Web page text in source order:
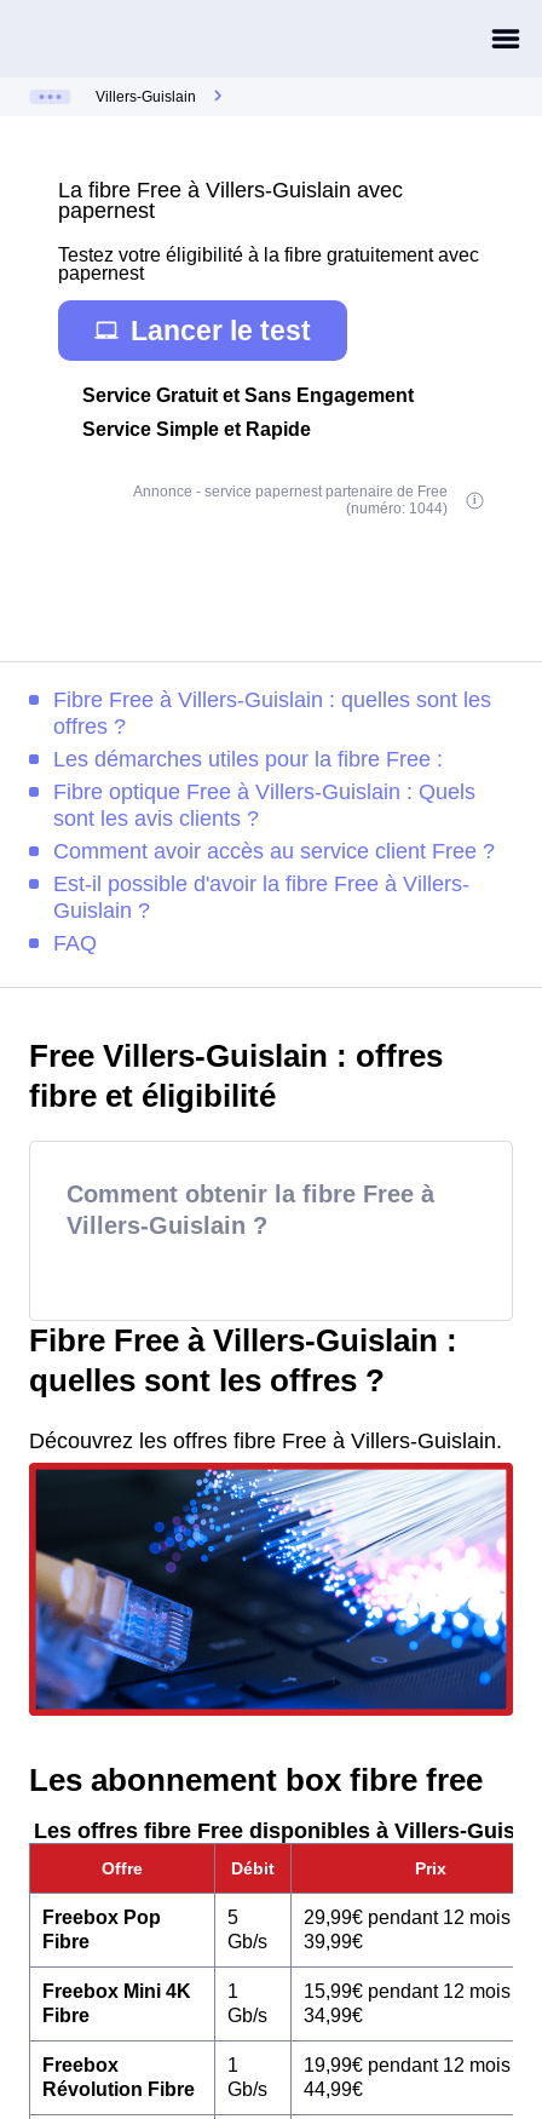
Villers-Guislain
La fibre Free à Villers-Guislain avec
papernest
Testez votre éligibilité à la fibre gratuitement avec
papernest
Lancer le test
Service Gratuit et Sans Engagement
Service Simple et Rapide
Annonce - service papernest partenaire de Free
(numéro: 1044)
Fibre Free à Villers-Guislain : quelles sont les
offres ?
Les démarches utiles pour la fibre Free :
Fibre optique Free à Villers-Guislain : Quels
sont les avis clients ?
Comment avoir accès au service client Free ?
Est-il possible d'avoir la fibre Free à Villers-
Guislain ?
FAQ
Free Villers-Guislain : offres
fibre et éligibilité
Comment obtenir la fibre Free à
Villers-Guislain ?
Fibre Free à Villers-Guislain :
quelles sont les offres ?
Découvrez les offres fibre Free à Villers-Guislain.
Les abonnement box fibre free
Les offres fibre Free disponibles à Villers-
Offre Débit Prix
Freebox Pop
Fibre
5
Gb/s
29,99€ pendant 12 mois
39,99€
Freebox Mini 4K
Fibre
1
Gb/s
15,99€ pendant 12 mois
34,99€
Freebox
Révolution Fibre
1
Gb/s
19,99€ pendant 12 mois
44,99€